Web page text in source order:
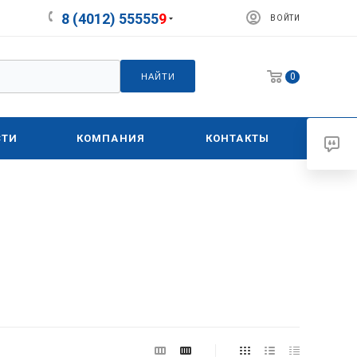
8 (4012) 555559 ВОЙТИ
НАЙТИ 0
КОМПАНИЯ КОНТАКТЫ